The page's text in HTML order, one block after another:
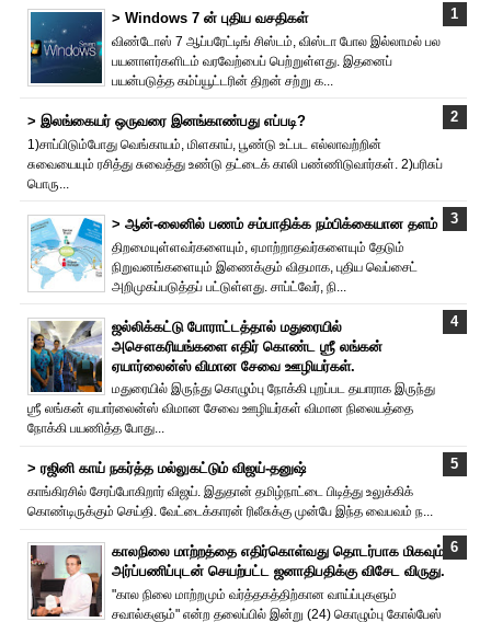
> Windows 7 ன் புதிய வசதிகள்
விண்டோஸ் 7 ஆப்பரேட்டிங் சிஸ்டம், விஸ்டா போல இல்லாமல் பல
பயனாளர்களிடம் வரவேற்பைப் பெற்றுள்ளது. இதனைப்
பயன்படுத்த கம்ப்யூட்டரின் திறன் சற்று க...
> இலங்கையர் ஒருவரை இனங்காண்பது எப்படி?
1)சாப்பிடும்போது வெங்காயம், மிளகாய், பூண்டு உட்பட எல்லாவற்றின்
சுவையையும் ரசித்து சுவைத்து உண்டு தட்டைக் காலி பண்ணிடுவார்கள். 2)பரிசுப்
பொரு...
> ஆன்-லைனில் பணம் சம்பாதிக்க நம்பிக்கையான தளம்
திறமையுள்ளவர்களையும், ஏமாற்றாதவர்களையும் தேடும்
நிறுவனங்களையும் இணைக்கும் விதமாக, புதிய வெப்சைட்
அறிமுகப்படுத்தப் பட்டுள்ளது. சாப்ட்வேர், நி...
ஜல்லிக்கட்டு போராட்டத்தால் மதுரையில்
அசௌகரியங்களை எதிர் கொண்ட ஶ்ரீ லங்கன்
ஏயார்லைன்ஸ் விமான சேவை ஊழியர்கள்.
மதுரையில் இருந்து கொழும்பு நோக்கி புறப்பட தயாராக இருந்து
ஶ்ரீ லங்கன் ஏயார்லைன்ஸ் விமான சேவை ஊழியர்கள் விமான நிலையத்தை
நோக்கி பயணித்த போது...
> ரஜினி காய் நகர்த்த மல்லுகட்டும் விஜய்-தனுஷ்
காங்கிரசில் சேரப்போகிறார் விஜய். இதுதான் தமிழ்நாட்டை பிடித்து உலுக்கிக்
கொண்டிருக்கும் செய்தி. வேட்டைக்காரன் ரிலீசுக்கு முன்பே இந்த வைபவம் ந...
காலநிலை மாற்றத்தை எதிர்கொள்வது தொடர்பாக மிகவும்
அர்ப்பணிப்புடன் செயற்பட்ட ஜனாதிபதிக்கு விசேட விருது.
"கால நிலை மாற்றமும் வர்த்தகத்திற்கான வாய்ப்புகளும்
சவால்களும்" என்ற தலைப்பில் இன்று (24) கொழும்பு கோல்பேஸ்